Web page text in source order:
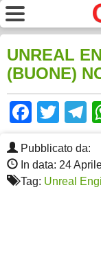
UNREAL
(BUONE)
Pubblicato da:
In data: 24
Tag: Unreal